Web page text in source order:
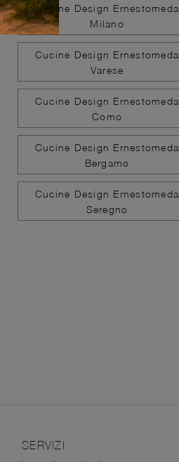
Cucine Design Ernestomeda
Milano
Cucine Design Ernestomeda
Varese
Cucine Design Ernestomeda
Como
Cucine Design Ernestomeda
Bergamo
Cucine Design Ernestomeda
Seregno
SERVIZI